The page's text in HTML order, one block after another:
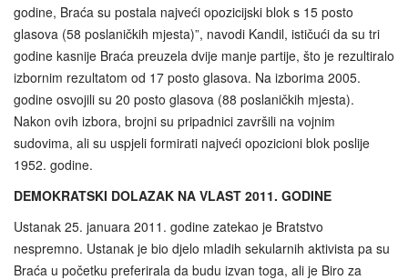
godine, Braća su postala najveći opozicijski blok s 15 posto
glasova (58 poslaničkih mjesta)”, navodi Kandil, ističući da su tri
godine kasnije Braća preuzela dvije manje partije, što je rezultiralo
izbornim rezultatom od 17 posto glasova. Na izborima 2005.
godine osvojili su 20 posto glasova (88 poslaničkih mjesta).
Nakon ovih izbora, brojni su pripadnici završili na vojnim
sudovima, ali su uspjeli formirati najveći opozicioni blok poslije
1952. godine.
DEMOKRATSKI DOLAZAK NA VLAST 2011. GODINE
Ustanak 25. januara 2011. godine zatekao je Bratstvo
nespremno. Ustanak je bio djelo mladih sekularnih aktivista pa su
Braća u početku preferirala da budu izvan toga, ali je Biro za